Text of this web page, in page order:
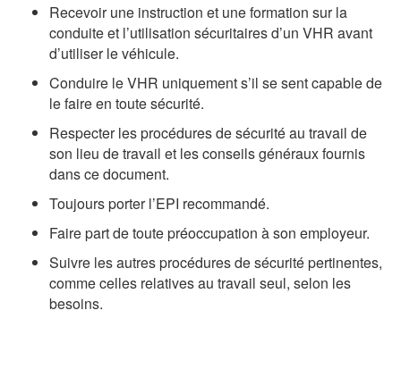
Recevoir une instruction et une formation sur la
conduite et l’utilisation sécuritaires d’un VHR avant
d’utiliser le véhicule.
Conduire le VHR uniquement s’il se sent capable de
le faire en toute sécurité.
Respecter les procédures de sécurité au travail de
son lieu de travail et les conseils généraux fournis
dans ce document.
Toujours porter l’EPI recommandé.
Faire part de toute préoccupation à son employeur.
Suivre les autres procédures de sécurité pertinentes,
comme celles relatives au travail seul, selon les
besoins.